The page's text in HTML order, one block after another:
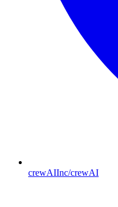
crewAIInc/crewAI